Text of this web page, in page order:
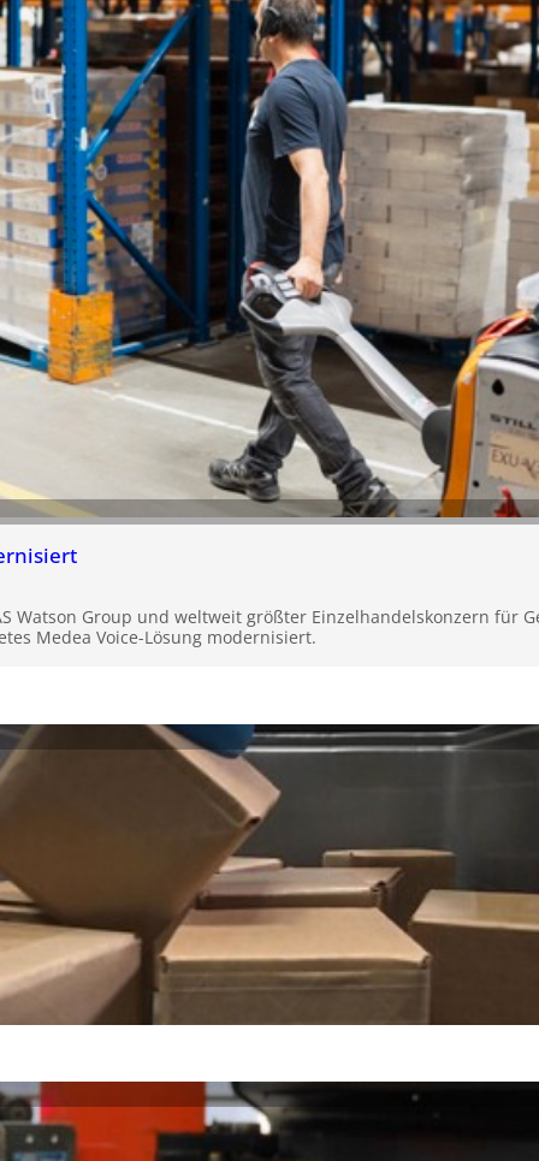
Watson Group und weltweit größter Einzelhandelskonzern für
Medea Voice-Lösung modernisiert.